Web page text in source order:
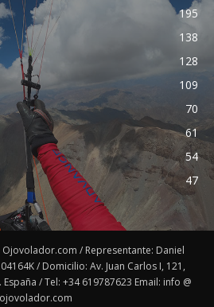
195
138
128
109
70
61
54
47
/ Representante: Daniel
/ Domicilio: Av. Juan Carlos I, 121,
/ Tel: +34 619787623 Email: info @
ojovolador.com